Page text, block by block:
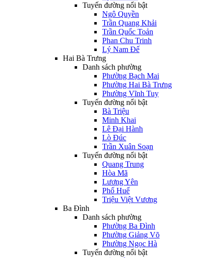
Tuyến đường nổi bật
Ngô Quyền
Trần Quang Khải
Trần Quốc Toản
Phan Chu Trinh
Lý Nam Đế
Hai Bà Trưng
Danh sách phường
Phường Bạch Mai
Phường Hai Bà Trưng
Phường Vĩnh Tuy
Tuyến đường nổi bật
Bà Triệu
Minh Khai
Lê Đại Hành
Lò Đúc
Trần Xuân Soạn
Tuyến đường nổi bật
Quang Trung
Hòa Mã
Lương Yên
Phố Huế
Triệu Việt Vương
Ba Đình
Danh sách phường
Phường Ba Đình
Phường Giảng Võ
Phường Ngọc Hà
Tuyến đường nổi bật